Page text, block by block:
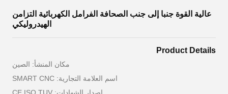
عالية القوة جنبا إلى جنب الصحافة الفرامل الكهربائية التزامن
الهيدروليكي
Product Details
مكان المنشأ: الصين
اسم العلامة التجارية: SMART CNC